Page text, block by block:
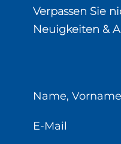
Verpassen Sie
Neuigkeiten &
Name, Vorname
E-Mail